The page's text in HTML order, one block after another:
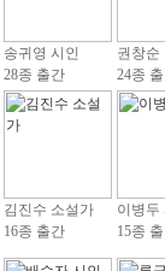
송귀영 시인
28종 출간
권창순
24종
김진수 소설가
16종 출간
이병두
15종